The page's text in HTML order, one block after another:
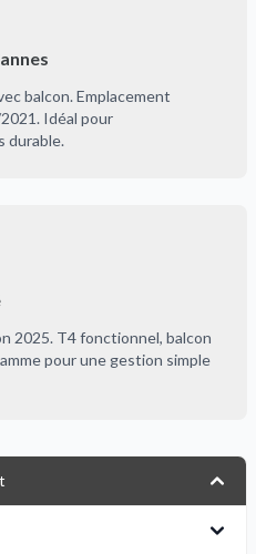
balcon. Emplacement
Idéal pour
durable.
2025. T4 fonctionnel, balcon
pour une gestion simple